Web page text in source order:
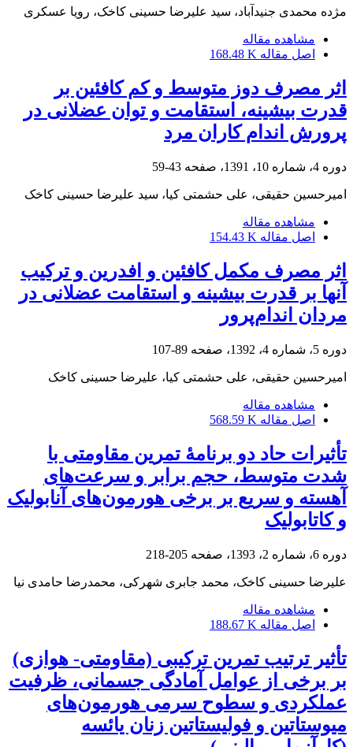
مژده محمدی جنیدآباد، سید علیرضا حسینی کاخک، رویا عسکری
مشاهده مقاله
اصل مقاله 168.48 K
اثر مصرف دوز متوسط و کم کافئین بر
قدرت بیشینه، استقامت و توان عضلانی در
پرورش اندام کاران مرد
دوره 4، شماره 10، 1391، صفحه 43-59
امیرحسین حقیقی، علی حشمتی کیا، سید علیرضا حسینی کاخک
مشاهده مقاله
اصل مقاله 154.43 K
اثر مصرف مکمل کافئین و افدرین و ترکیب
آنها بر قدرت بیشینه و استقامت عضلانی در
مردان اندام‌پرور
دوره 5، شماره 4، 1392، صفحه 89-107
امیرحسین حقیقی، علی حشمتی کیا، علیرضا حسینی کاخک
مشاهده مقاله
اصل مقاله 568.59 K
تأثیرات حاد دو برنامۀ تمرین مقاومتی با
شدت متوسط، حجم برابر و سرعت‌های
آهسته و سریع بر برخی هورمون‌های آنابولیک
و کاتابولیک
دوره 6، شماره 2، 1393، صفحه 205-218
علیرضا حسینی کاخک، محمد جابری شهرکی، محمدرضا حامدی نیا
مشاهده مقاله
اصل مقاله 188.67 K
تأثیر ترتیب تمرین ترکیبی (مقاومتی- هوازی)
بر برخی از عوامل آمادگی جسمانی، ظرفیت
عملکردی و سطوح سرمی هورمون‌های
میوستاتین و فولیستاتین زنان یائسه